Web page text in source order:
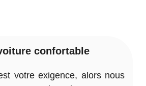
confortable
votre exigence, alors nous